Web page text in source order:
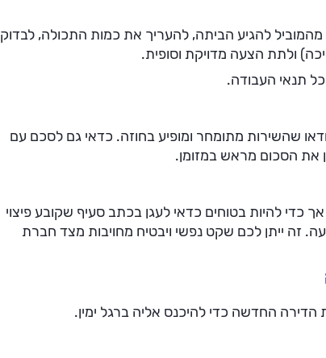
מהמוביל להגיע הביתה, להעריך את כמות התכולה, לבדוק
ולתת הצעה מדויקת וסופית.
תנאי העבודה.
ודאו שהשירות מתומחר ומופיע בחוזה. כדאי גם לסכם עם
את הסכום מראש במזומן.
כדי להיות בטוחים כדאי לעגן בכתב סעיף שקובע פיצוי
זה ייתן לכם שקט נפשי ויבטיח מחויבות מצד חברת
הדירה החדשה כדי להיכנס אליה ברגל ימין.